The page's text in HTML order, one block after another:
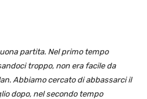
partita. Nel primo tempo
troppo, non era facile da
Abbiamo cercato di abbassarci il
dopo, nel secondo tempo